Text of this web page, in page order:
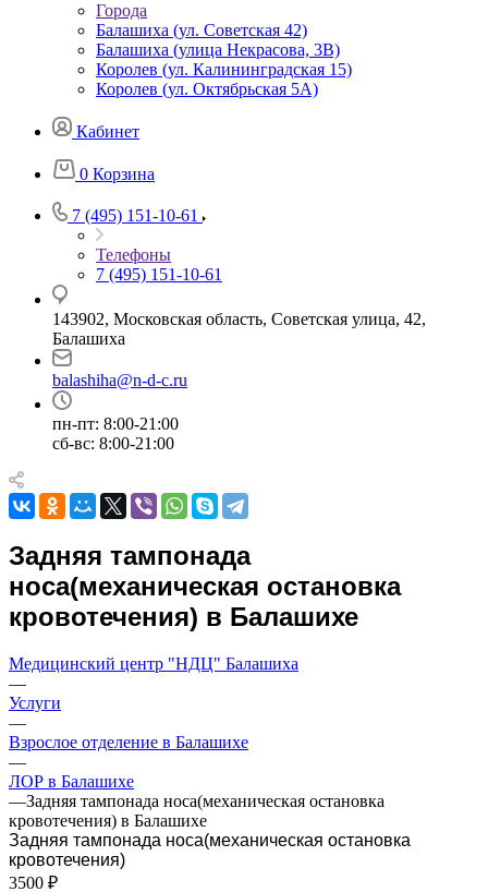
Города
Балашиха (ул. Советская 42)
Балашиха (улица Некрасова, 3В)
Королев (ул. Калининградская 15)
Королев (ул. Октябрьская 5А)
Кабинет
0 Корзина
7 (495) 151-10-61
Телефоны
7 (495) 151-10-61
143902, Московская область, Советская улица, 42,
Балашиха
balashiha@n-d-c.ru
пн-пт: 8:00-21:00
сб-вс: 8:00-21:00
Задняя тампонада
носа(механическая остановка
кровотечения) в Балашихе
Медицинский центр "НДЦ" Балашиха
—
Услуги
—
Взрослое отделение в Балашихе
—
ЛОР в Балашихе
—Задняя тампонада носа(механическая остановка
кровотечения) в Балашихе
Задняя тампонада носа(механическая остановка
кровотечения)
3500 ₽